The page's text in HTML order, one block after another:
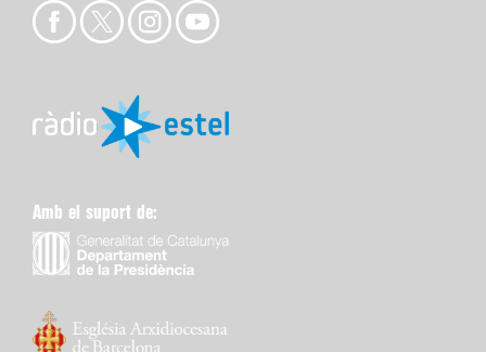
Amb el suport de: